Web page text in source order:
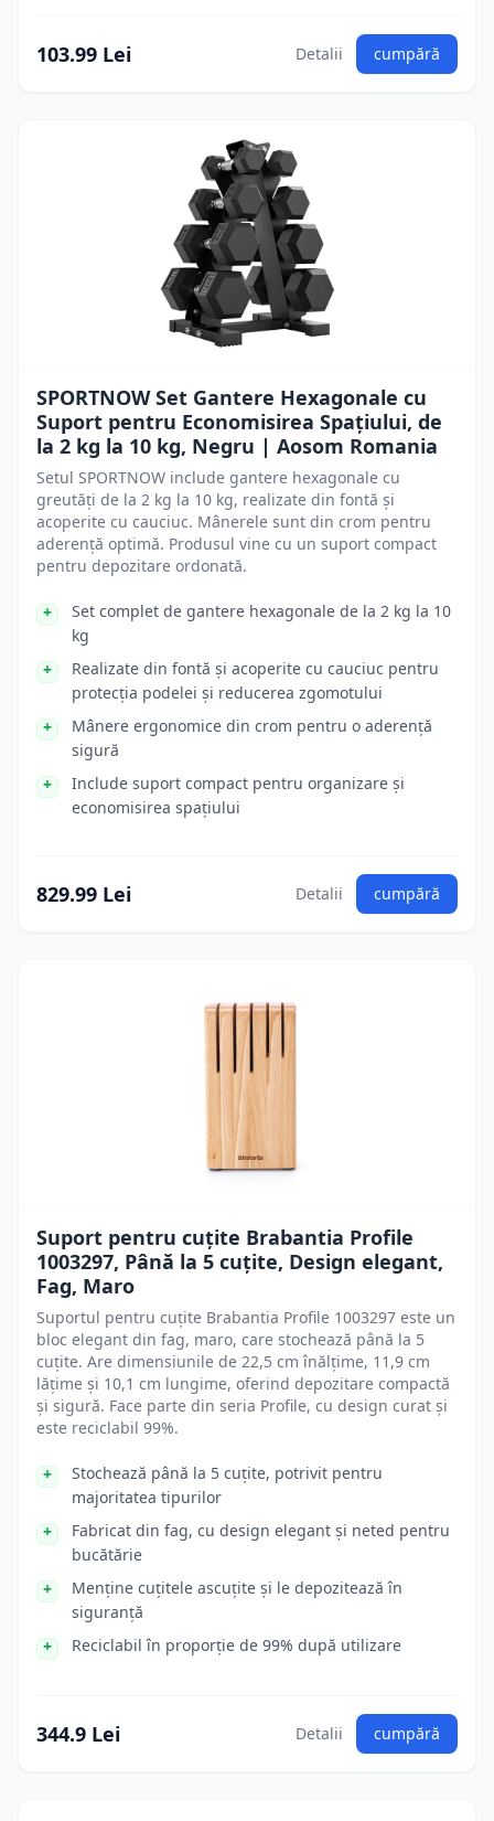
103.99 Lei Detalii cumpără
SPORTNOW Set Gantere Hexagonale cu
Suport pentru Economisirea Spațiului, de
la 2 kg la 10 kg, Negru | Aosom Romania
Setul SPORTNOW include gantere hexagonale cu
greutăți de la 2 kg la 10 kg, realizate din fontă și
acoperite cu cauciuc. Mânerele sunt din crom pentru
aderență optimă. Produsul vine cu un suport compact
pentru depozitare ordonată.
Set complet de gantere hexagonale de la 2 kg la 10
kg
Realizate din fontă și acoperite cu cauciuc pentru
protecția podelei și reducerea zgomotului
Mânere ergonomice din crom pentru o aderență
sigură
Include suport compact pentru organizare și
economisirea spațiului
829.99 Lei Detalii cumpără
Suport pentru cuțite Brabantia Profile
1003297, Până la 5 cuțite, Design elegant,
Fag, Maro
Suportul pentru cuțite Brabantia Profile 1003297 este un
bloc elegant din fag, maro, care stochează până la 5
cuțite. Are dimensiunile de 22,5 cm înălțime, 11,9 cm
lățime și 10,1 cm lungime, oferind depozitare compactă
și sigură. Face parte din seria Profile, cu design curat și
este reciclabil 99%.
Stochează până la 5 cuțite, potrivit pentru
majoritatea tipurilor
Fabricat din fag, cu design elegant și neted pentru
bucătărie
Menține cuțitele ascuțite și le depozitează în
siguranță
Reciclabil în proporție de 99% după utilizare
344.9 Lei Detalii cumpără